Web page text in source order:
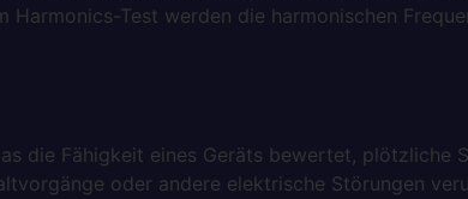
Harmonics-Test werden die harmonischen
die Fähigkeit eines Geräts bewertet, plötzliche
oder andere elektrische Störungen